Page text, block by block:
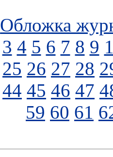
Обложка
3 4 5 6 7 8 9
25 26 27 28
44 45 46 47
59 60 61